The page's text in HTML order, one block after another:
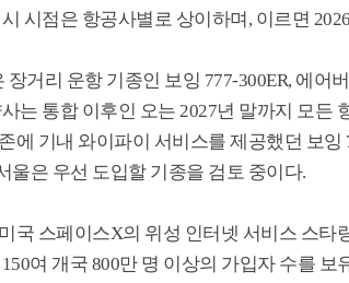
시점은 항공사별로 상이하며, 이르면
거리 운항 기종인 보잉 777-300ER, 에어
는 통합 이후인 오는 2027년 말까지 모든
에 기내 와이파이 서비스를 제공했던 보
울은 우선 도입할 기종을 검토 중이다.
국 스페이스X의 위성 인터넷 서비스 스타
여 개국 800만 명 이상의 가입자 수를 보